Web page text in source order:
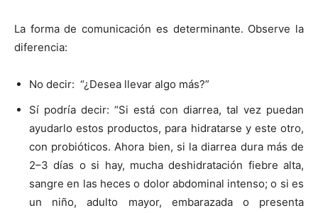
La forma de comunicación es determinante. Observe la
diferencia:
No decir: “¿Desea llevar algo más?”
Sí podría decir: “Si está con diarrea, tal vez puedan
ayudarlo estos productos, para hidratarse y este otro,
con probióticos. Ahora bien, si la diarrea dura más de
2–3 días o si hay, mucha deshidratación fiebre alta,
sangre en las heces o dolor abdominal intenso; o si es
un niño, adulto mayor, embarazada o presenta